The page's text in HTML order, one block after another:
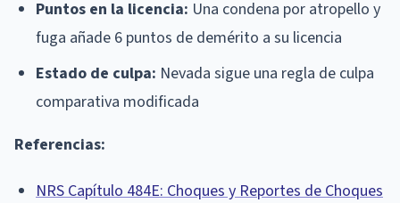
Puntos en la licencia: Una condena por atropello y
fuga añade 6 puntos de demérito a su licencia
Estado de culpa: Nevada sigue una regla de culpa
comparativa modificada
Referencias:
NRS Capítulo 484E: Choques y Reportes de Choques